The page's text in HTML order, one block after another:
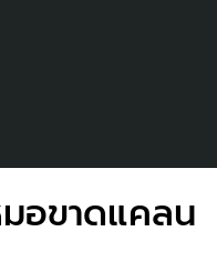
อขาดแคลน